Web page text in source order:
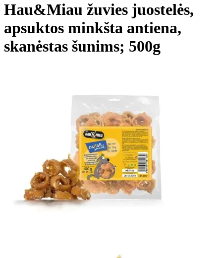
Hau&Miau žuvies juostelės,
apsuktos minkšta antiena,
skanėstas šunims; 500g